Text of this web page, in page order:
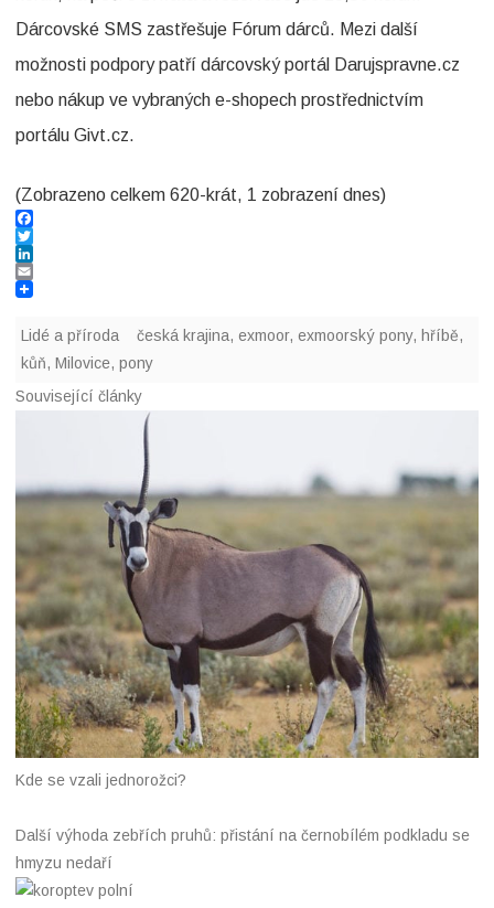
Dárcovské SMS zastřešuje Fórum dárců. Mezi další
možnosti podpory patří dárcovský portál Darujspravne.cz
nebo nákup ve vybraných e-shopech prostřednictvím
portálu Givt.cz.
(Zobrazeno celkem 620-krát, 1 zobrazení dnes)
F
a
c
e
o
k
T
w
i
e
L
i
e
d
n
E
Lidé a příroda česká krajina, exmoor, exmoorský pony, hříbě,
kůň, Milovice, pony
Související články
Kde se vzali jednorožci?
Další výhoda zebřích pruhů: přistání na černobílém podkladu se
hmyzu nedaří